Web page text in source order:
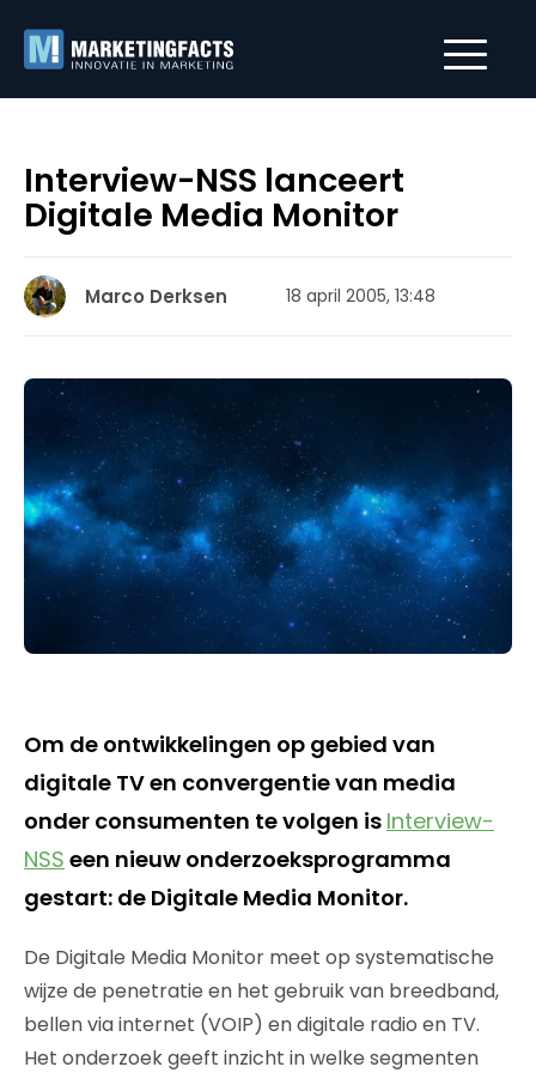
Interview-NSS lanceert
Digitale Media Monitor
Marco Derksen 18 april 2005, 13:48
Om de ontwikkelingen op gebied van
digitale TV en convergentie van media
onder consumenten te volgen is Interview-
NSS een nieuw onderzoeksprogramma
gestart: de Digitale Media Monitor.
De Digitale Media Monitor meet op systematische
wijze de penetratie en het gebruik van breedband,
bellen via internet (VOIP) en digitale radio en TV.
Het onderzoek geeft inzicht in welke segmenten